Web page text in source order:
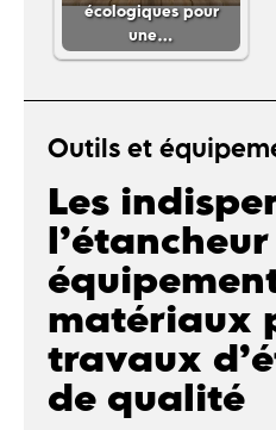
écologiques pour
une…
Outils et
Les
matériaux
travaux
de qualité